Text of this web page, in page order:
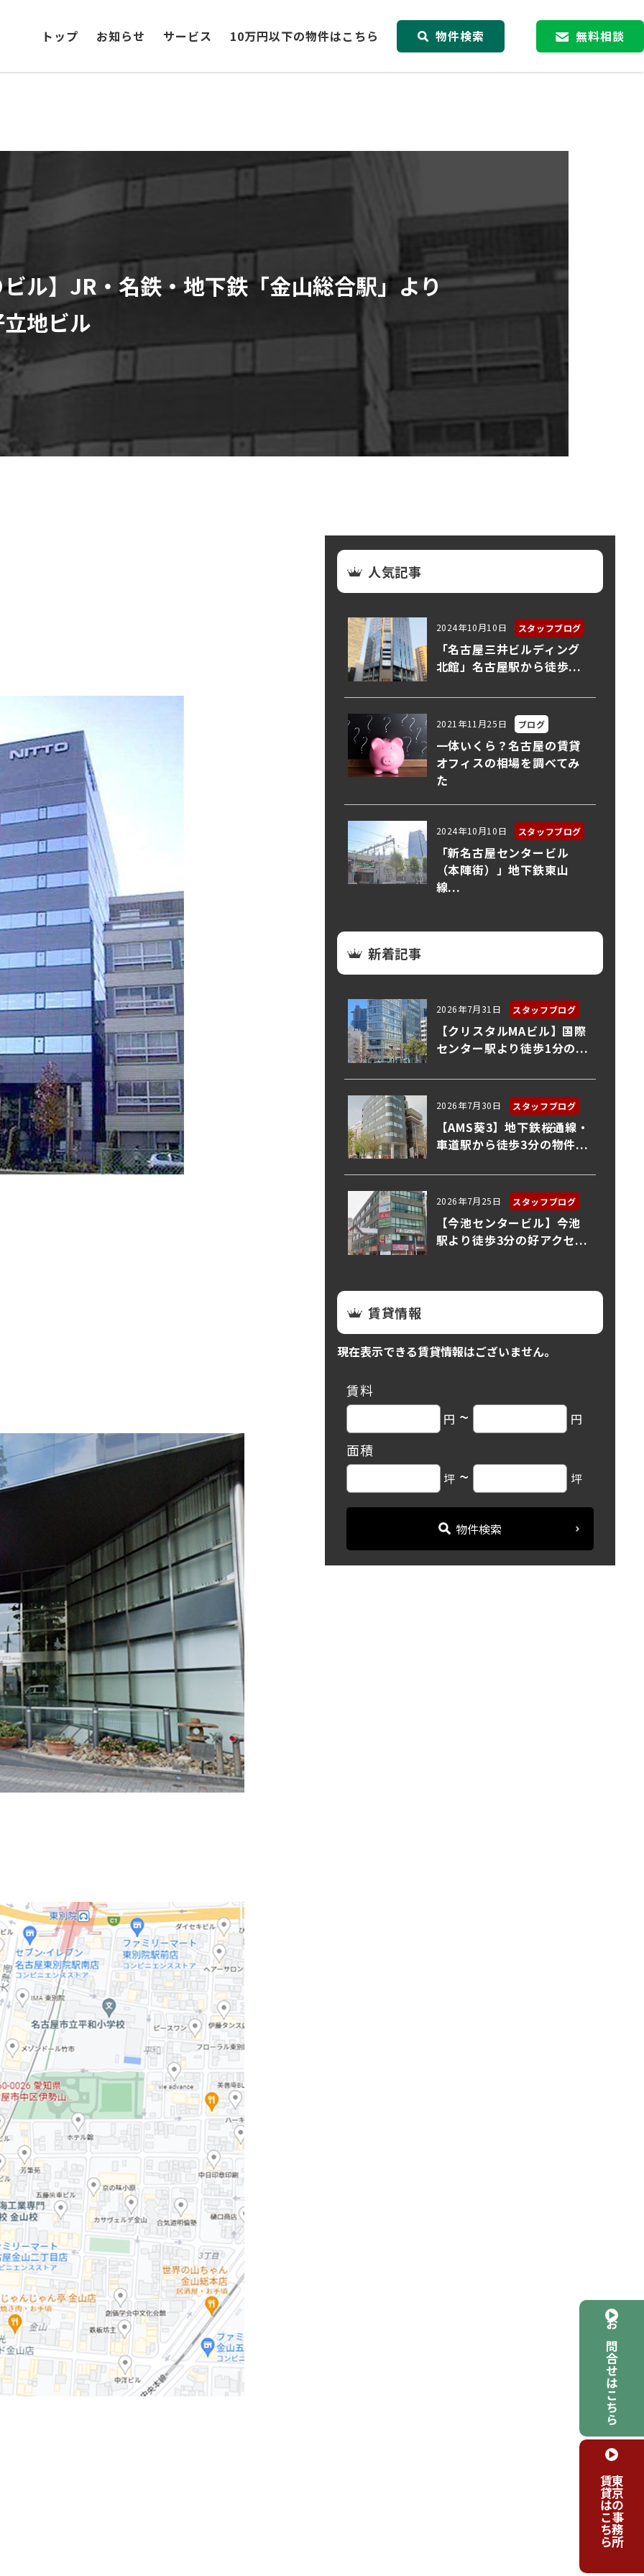
トップ お知らせ サービス 10万円以下の物件はこちら 物件検索 無料相談
ル】JR・名鉄・地下鉄「金山総合駅」より
地ビル
人気記事
2024年10月10日 スタッフブログ
「名古屋三井ビルディング
北館」名古屋駅から徒歩...
2021年11月25日 ブログ
一体いくら？名古屋の賃貸
オフィスの相場を調べてみ
た
2024年10月10日 スタッフブログ
「新名古屋センタービル
（本陣街）」地下鉄東山
線...
新着記事
2026年7月31日 スタッフブログ
【クリスタルMAビル】国際
センター駅より徒歩1分の...
2026年7月30日 スタッフブログ
【AMS葵3】地下鉄桜通線・
車道駅から徒歩3分の物件...
2026年7月25日 スタッフブログ
【今池センタービル】今池
駅より徒歩3分の好アクセ...
賃貸情報
現在表示できる賃貸情報はございません。
賃料
円 ~ 円
面積
坪 ~ 坪
物件検索
お問合せはこちら
東京の事務所
賃貸はこちら